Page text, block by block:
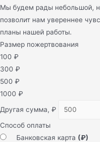
Мы будем рады небольшой,
позволит нам увереннее
планы нашей работы.
Размер пожертвования
100 ₽
300 ₽
500 ₽
1000 ₽
Другая сумма, ₽
Способ оплаты
Банковская карта (₽)